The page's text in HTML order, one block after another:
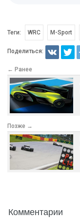
Теги: WRC M-Sport
Поделиться:
← Ранее
Позже →
Комментарии